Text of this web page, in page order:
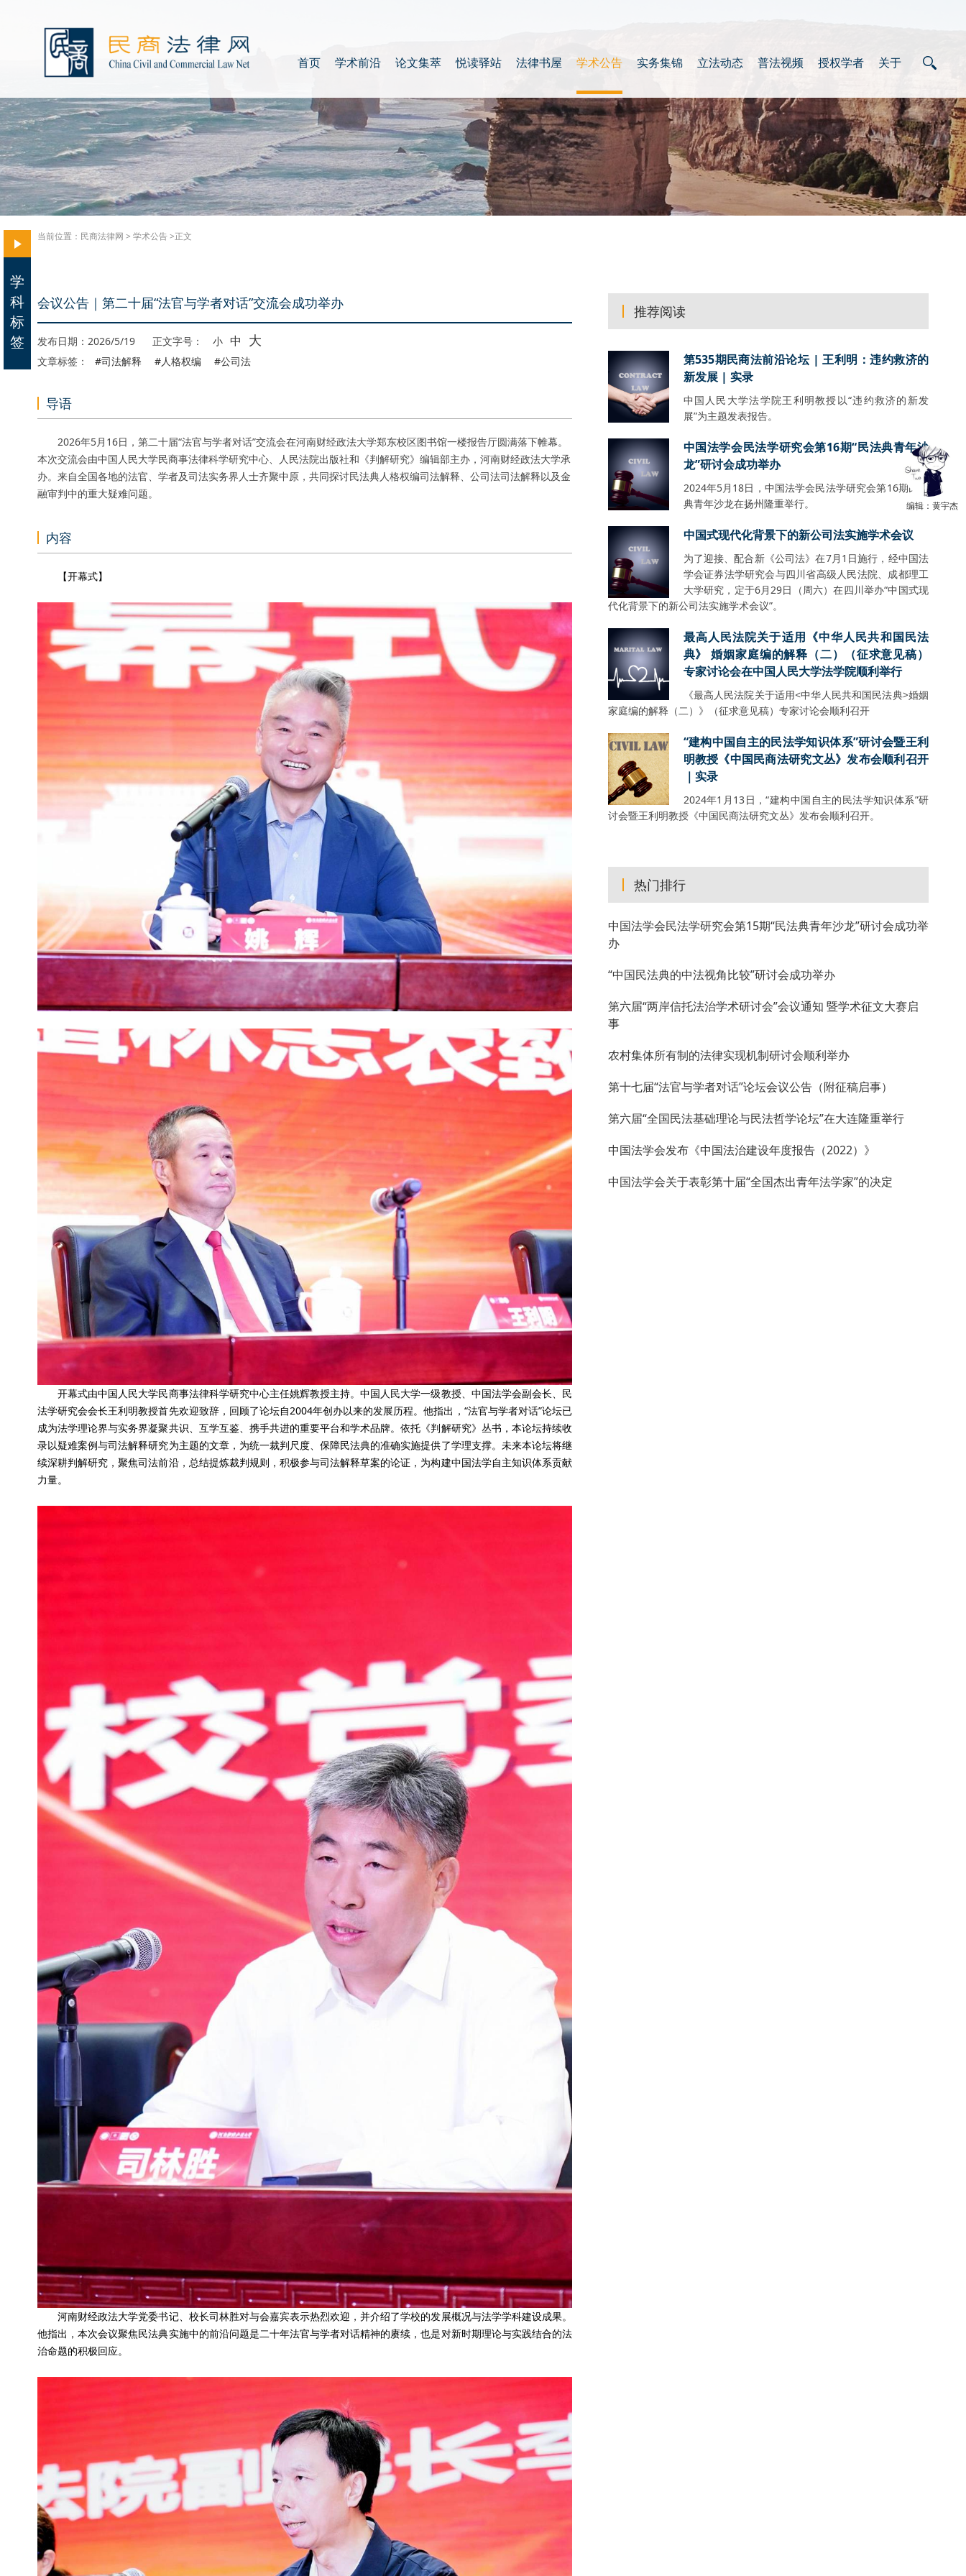
首页 学术前沿 论文集萃 悦读驿站 法律书屋 学术公告 实务集锦 立法动态 普法视频 授权学者 关于
当前位置： 民商法律网 > 学术公告>正文
会议公告｜第二十届“法官与学者对话”交流会成功举办
发布日期：2026/5/19 正文字号： 小 中 大
文章标签： #司法解释 #人格权编 #公司法
导语
2026年5月16日，第二十届“法官与学者对话”交流会在河南财经政法大学郑东校区图书馆一楼报告厅圆满落下帷幕。
本次交流会由中国人民大学民商事法律科学研究中心、人民法院出版社和《判解研究》编辑部主办，河南财经政法大学承
办。来自全国各地的法官、学者及司法实务界人士齐聚中原，共同探讨民法典人格权编司法解释、公司法司法解释以及金
融审判中的重大疑难问题。
内容
【开幕式】
开幕式由中国人民大学民商事法律科学研究中心主任姚辉教授主持。中国人民大学一级教授、中国法学会副会长、民
法学研究会会长王利明教授首先欢迎致辞，回顾了论坛自2004年创办以来的发展历程。他指出，“法官与学者对话”论坛已
成为法学理论界与实务界凝聚共识、互学互鉴、携手共进的重要平台和学术品牌。依托《判解研究》丛书，本论坛持续收
录以疑难案例与司法解释研究为主题的文章，为统一裁判尺度、保障民法典的准确实施提供了学理支撑。未来本论坛将继
续深耕判解研究，聚焦司法前沿，总结提炼裁判规则，积极参与司法解释草案的论证，为构建中国法学自主知识体系贡献
力量。
河南财经政法大学党委书记、校长司林胜对与会嘉宾表示热烈欢迎，并介绍了学校的发展概况与法学学科建设成果。
他指出，本次会议聚焦民法典实施中的前沿问题是二十年法官与学者对话精神的赓续，也是对新时期理论与实践结合的法
治命题的积极回应。
推荐阅读
第535期民商法前沿论坛 | 王利明：违约救济的
新发展 | 实录
中国人民大学法学院王利明教授以“违约救济的新发
展”为主题发表报告。
中国法学会民法学研究会第16期“民法典青年沙
龙”研讨会成功举办
2024年5月18日，中国法学会民法学研究会第16期民法
典青年沙龙在扬州隆重举行。
中国式现代化背景下的新公司法实施学术会议
为了迎接、配合新《公司法》在7月1日施行，经中国法
学会证券法学研究会与四川省高级人民法院、成都理工
大学研究，定于6月29日（周六）在四川举办“中国式现
代化背景下的新公司法实施学术会议”。
最高人民法院关于适用《中华人民共和国民法
典》 婚姻家庭编的解释（二）（征求意见稿）
专家讨论会在中国人民大学法学院顺利举行
《最高人民法院关于适用<中华人民共和国民法典>婚姻
家庭编的解释（二）》（征求意见稿）专家讨论会顺利召开
“建构中国自主的民法学知识体系”研讨会暨王利
明教授《中国民商法研究文丛》发布会顺利召开
｜实录
2024年1月13日，“建构中国自主的民法学知识体系”研
讨会暨王利明教授《中国民商法研究文丛》发布会顺利召开。
热门排行
中国法学会民法学研究会第15期“民法典青年沙龙”研讨会成功举
办
“中国民法典的中法视角比较”研讨会成功举办
第六届“两岸信托法治学术研讨会”会议通知 暨学术征文大赛启
事
农村集体所有制的法律实现机制研讨会顺利举办
第十七届“法官与学者对话”论坛会议公告（附征稿启事）
第六届“全国民法基础理论与民法哲学论坛”在大连隆重举行
中国法学会发布《中国法治建设年度报告（2022）》
中国法学会关于表彰第十届“全国杰出青年法学家”的决定
编辑：黄宇杰
学
科
标
签